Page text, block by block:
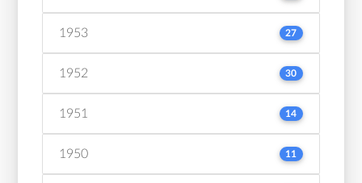
1953 27
1952 30
1951 14
1950 11